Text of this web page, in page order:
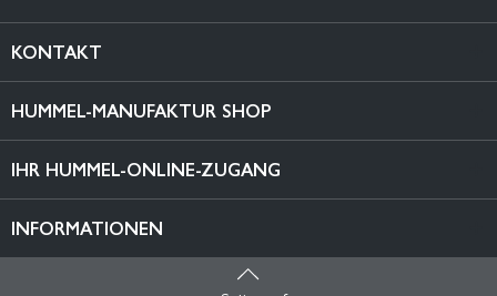
KONTAKT
HUMMEL-MANUFAKTUR SHOP
IHR HUMMEL-ONLINE-ZUGANG
INFORMATIONEN